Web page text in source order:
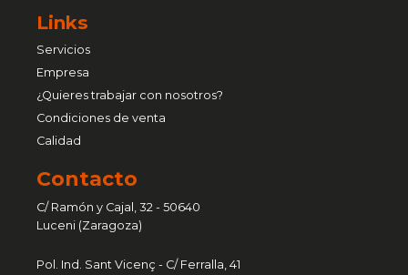
Links
Servicios
Empresa
¿Quieres trabajar con nosotros?
Condiciones de venta
Calidad
Contacto
C/ Ramón y Cajal, 32 - 50640
Luceni (Zaragoza)
Pol. Ind. Sant Vicenç - C/ Ferralla, 41